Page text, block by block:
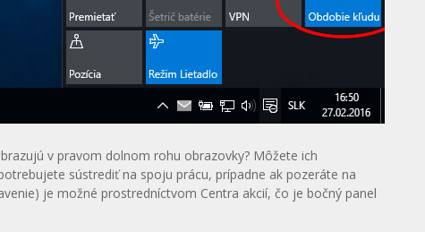
v pravom dolnom rohu obrazovky? Môžete ich
sústrediť na spoju prácu, prípadne ak pozeráte na
je možné prostredníctvom Centra akcií, čo je bočný panel